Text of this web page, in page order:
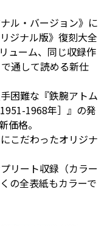
ル・バージョン》に
ジナル版》復刻大全
ューム、同じ収録作
通して読める新仕
困難な『鉄腕アトム
1968年］』の発
価格。
こだわったオリジナ
リート収録（カラー
の全表紙もカラーで